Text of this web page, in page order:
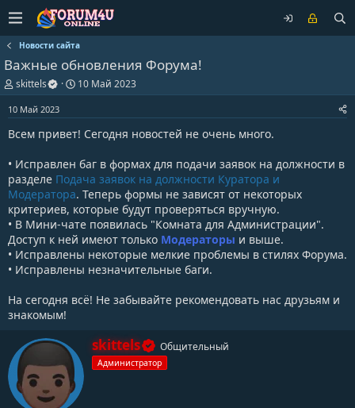
Новости сайта
Важные обновления Форума!
А
в
т
о
р
е
м
ы
skittels
Д
а
а
н
ч
а
л
а
10 Май 2023
10 Май 2023
Всем привет! Сегодня новостей не очень много.
• Исправлен баг в формах для подачи заявок на должности в
разделе Подача заявок на должности Куратора и
Модератора. Теперь формы не зависят от некоторых
критериев, которые будут проверяться вручную.
• В Мини-чате появилась "Комната для Администрации".
Доступ к ней имеют только Модераторы и выше.
• Исправлены некоторые мелкие проблемы в стилях Форума.
• Исправлены незначительные баги.
На сегодня всё! Не забывайте рекомендовать нас друзьям и
знакомым!
А
в
т
skittels Общительный
Администратор